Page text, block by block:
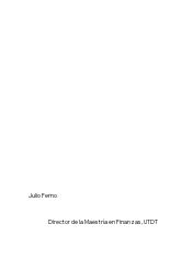
Julio Femo
Director de la Maestría en Finanzas, UTDT